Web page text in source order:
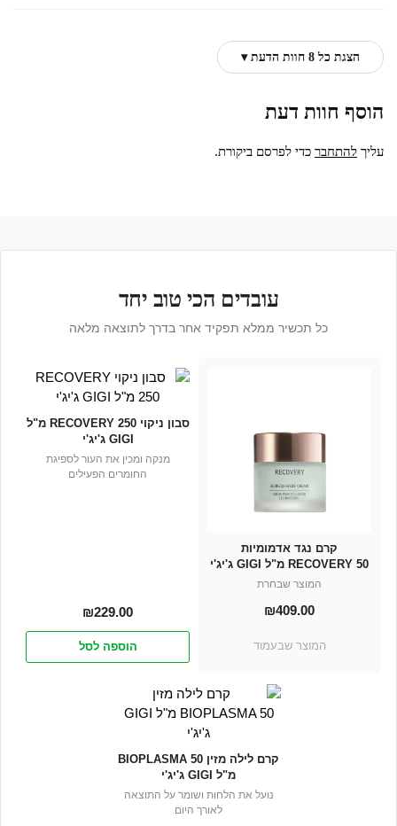
הצגת כל 8 חוות הדעת ▾
הוסף חוות דעת
עליך להתחבר כדי לפרסם ביקורת.
עובדים הכי טוב יחד
כל תכשיר ממלא תפקיד אחר בדרך לתוצאה מלאה
קרם נגד אדמומיות
RECOVERY 50 מ"ל GIGI ג'יג'י
המוצר שבחרת
₪409.00
המוצר שבעמוד
סבון ניקוי RECOVERY 250 מ"ל
GIGI ג'יג'י
מנקה ומכין את העור לספיגת
החומרים הפעילים
₪229.00
הוספה לסל
קרם לילה מזין BIOPLASMA 50
מ"ל GIGI ג'יג'י
נועל את הלחות ושומר על התוצאה
לאורך היום